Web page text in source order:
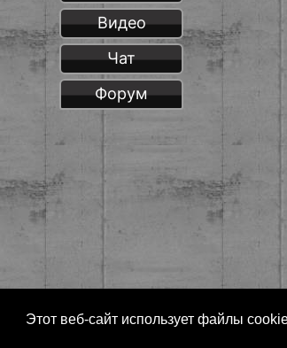
Этот веб-сайт использует файлы
Видео
Чат
Форум